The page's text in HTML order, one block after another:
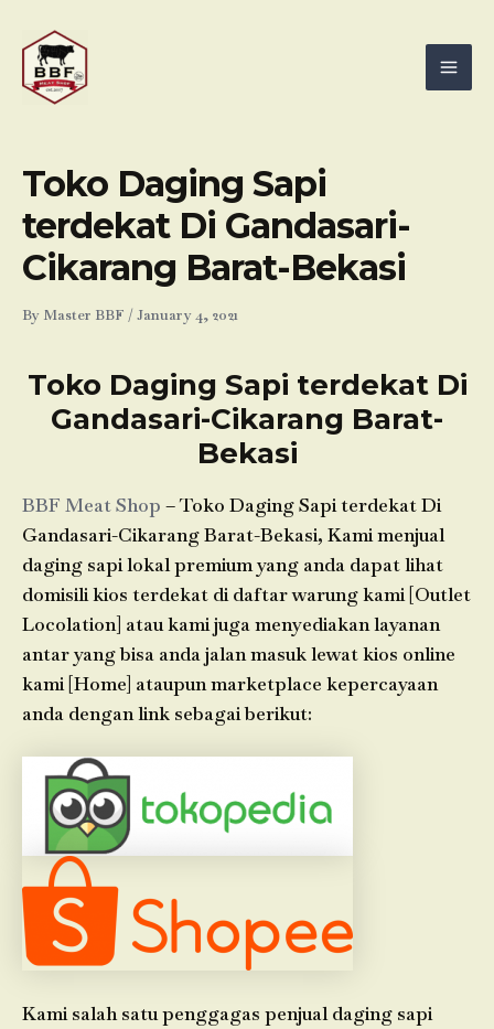
content
Toko Daging Sapi
terdekat Di Gandasari-
Cikarang Barat-Bekasi
By Master BBF /January 4, 2021
Toko Daging Sapi terdekat Di
Gandasari-Cikarang Barat-
Bekasi
BBF Meat Shop – Toko Daging Sapi terdekat Di
Gandasari-Cikarang Barat-Bekasi, Kami menjual
daging sapi lokal premium yang anda dapat lihat
domisili kios terdekat di daftar warung kami [Outlet
Locolation] atau kami juga menyediakan layanan
antar yang bisa anda jalan masuk lewat kios online
kami [Home] ataupun marketplace kepercayaan
anda dengan link sebagai berikut:
Kami salah satu penggagas penjual daging sapi